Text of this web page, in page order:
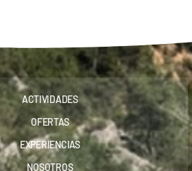
ACTIVIDADES
OFERTAS
EXPERIENCIAS
NOSOTROS